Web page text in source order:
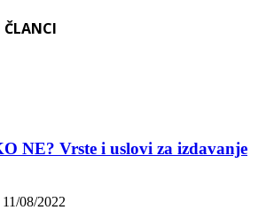
ČLANCI
NE? Vrste i uslovi za izdavanje
11/08/2022